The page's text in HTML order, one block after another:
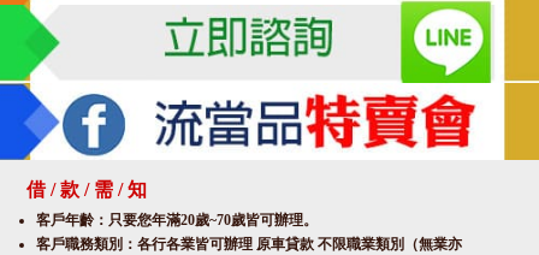
民視新聞取得幕後側拍花絮，節目在英國時間2月21日播出
後，相關片段迅速在網路發酵，成為社群平台熱門話題。台
上一分鐘，台下十年功，足上舞伶楊立微，希望在英國達人
秀奪下冠軍，成為台灣之光。楊立微說表演者的路希望能在
自己的舞台做一輩子的表演，未來不管是40歲50歲甚至是99
歲，我都會把自己當下最美最快樂的笑容送給世界。
轉自此處
借 / 款 / 需 / 知
客戶年齡：只要您年滿20歲~70歲皆可辦理。
客戶職務類別：各行各業皆可辦理 原車貸款 不限職業類別（無業亦